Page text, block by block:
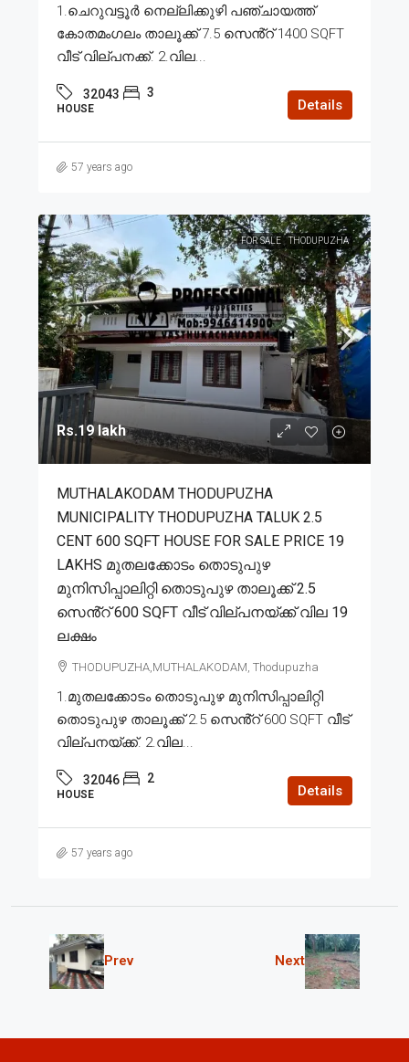
1.ചെറുവട്ടൂർ നെല്ലിക്കുഴി പഞ്ചായത്ത്
കോതമംഗലം താലൂക്ക് 7.5 സെൻ്റ് 1400 SQFT
വീട് വില്പനക്ക്. 2.വില...
32043 3
HOUSE Details
57 years ago
FOR SALE THODUPUZHA
Rs.19 lakh
MUTHALAKODAM THODUPUZHA
MUNICIPALITY THODUPUZHA TALUK 2.5
CENT 600 SQFT HOUSE FOR SALE PRICE 19
LAKHS മുതലക്കോടം തൊടുപുഴ
മുനിസിപ്പാലിറ്റി തൊടുപുഴ താലൂക്ക് 2.5
സെൻ്റ് 600 SQFT വീട് വില്പനയ്ക്ക് വില 19
ലക്ഷം
THODUPUZHA,MUTHALAKODAM, Thodupuzha
1.മുതലക്കോടം തൊടുപുഴ മുനിസിപ്പാലിറ്റി
തൊടുപുഴ താലൂക്ക് 2.5 സെൻ്റ് 600 SQFT വീട്
വില്പനയ്ക്ക്. 2.വില...
32046 2
HOUSE Details
57 years ago
Prev Next